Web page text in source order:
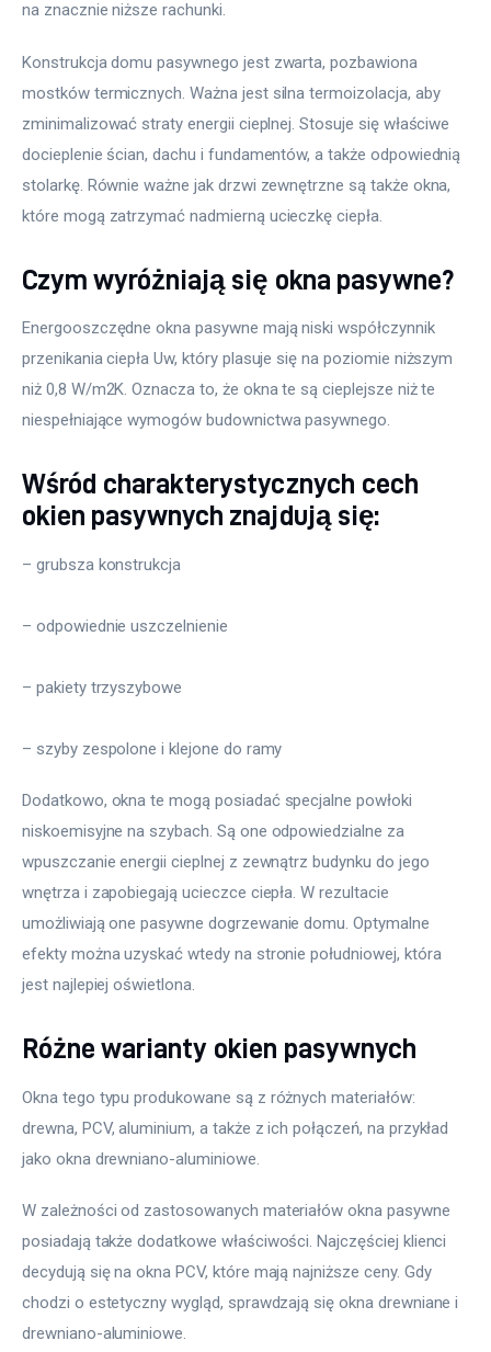
na znacznie niższe rachunki.
Konstrukcja domu pasywnego jest zwarta, pozbawiona
mostków termicznych. Ważna jest silna termoizolacja, aby
zminimalizować straty energii cieplnej. Stosuje się właściwe
docieplenie ścian, dachu i fundamentów, a także odpowiednią
stolarkę. Równie ważne jak drzwi zewnętrzne są także okna,
które mogą zatrzymać nadmierną ucieczkę ciepła.
Czym wyróżniają się okna pasywne?
Energooszczędne okna pasywne mają niski współczynnik
przenikania ciepła Uw, który plasuje się na poziomie niższym
niż 0,8 W/m2K. Oznacza to, że okna te są cieplejsze niż te
niespełniające wymogów budownictwa pasywnego.
Wśród charakterystycznych cech
okien pasywnych znajdują się:
– grubsza konstrukcja
– odpowiednie uszczelnienie
– pakiety trzyszybowe
– szyby zespolone i klejone do ramy
Dodatkowo, okna te mogą posiadać specjalne powłoki
niskoemisyjne na szybach. Są one odpowiedzialne za
wpuszczanie energii cieplnej z zewnątrz budynku do jego
wnętrza i zapobiegają ucieczce ciepła. W rezultacie
umożliwiają one pasywne dogrzewanie domu. Optymalne
efekty można uzyskać wtedy na stronie południowej, która
jest najlepiej oświetlona.
Różne warianty okien pasywnych
Okna tego typu produkowane są z różnych materiałów:
drewna, PCV, aluminium, a także z ich połączeń, na przykład
jako okna drewniano-aluminiowe.
W zależności od zastosowanych materiałów okna pasywne
posiadają także dodatkowe właściwości. Najczęściej klienci
decydują się na okna PCV, które mają najniższe ceny. Gdy
chodzi o estetyczny wygląd, sprawdzają się okna drewniane i
drewniano-aluminiowe.